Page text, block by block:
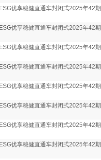
优享稳健直通车封闭式2025年42期
优享稳健直通车封闭式2025年42期
优享稳健直通车封闭式2025年42期
优享稳健直通车封闭式2025年42期
优享稳健直通车封闭式2025年42期
优享稳健直通车封闭式2025年42期
优享稳健直通车封闭式2025年42期
优享稳健直通车封闭式2025年42期